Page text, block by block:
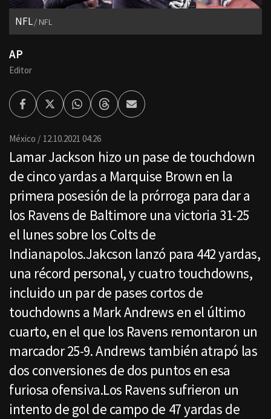
NFL NFL
AP
Editor
FacebookTwitterWhatsappThreadsEnviar
por
México 12.10.2021 04:26
Lamar Jackson hizo un pase de touchdown
de cinco yardas a Marquise Brown en la
primera posesión de la prórroga para dar a
los Ravens de Baltimore una victoria 31-25
el lunes sobre los Colts de
Indianapolos.Jakcson lanzó para 442 yardas,
una récord personal, y cuatro touchdowns,
incluido un par de pases cortos de
touchdowns a Mark Andrews en el último
cuarto, en el que los Ravens remontaron un
marcador 25-9. Andrews también atrapó las
dos conversiones de dos puntos en esa
furiosa ofensiva.Los Ravens sufrieron un
intento de gol de campo de 47 yardas de